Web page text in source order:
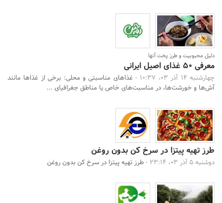
دلیل محبوبیت و طرز پخت آنها
معرفی 50 غذای اصیل ایرانی
چهارشنبه 14 آذر 03، 10:37 -
غذاهای مناسبتی و محلی: برخی از غذاها مانند
آش‌ها و خورشت‌ها، در مناسبت‌های خاص یا مناطق جغرافیای ...
طرز تهیه پیتزا در سرخ کن بدون روغن
دوشنبه 5 آذر 03، 23:14 - طرز تهیه پیتزا در سرخ کن بدون روغن